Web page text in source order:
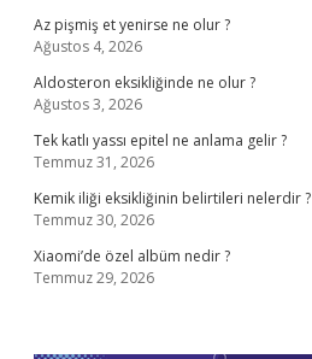
Az pişmiş et yenirse ne olur ?
Ağustos 4, 2026
Aldosteron eksikliğinde ne olur ?
Ağustos 3, 2026
Tek katlı yassı epitel ne anlama gelir ?
Temmuz 31, 2026
Kemik iliği eksikliğinin belirtileri nelerdir ?
Temmuz 30, 2026
Xiaomi’de özel albüm nedir ?
Temmuz 29, 2026